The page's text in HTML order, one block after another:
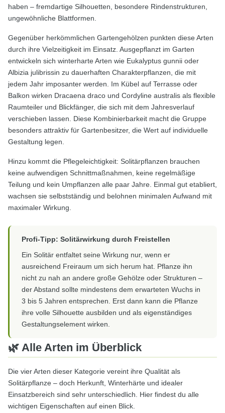
haben – fremdartige Silhouetten, besondere Rindenstrukturen,
ungewöhnliche Blattformen.
Gegenüber herkömmlichen Gartengehölzen punkten diese Arten
durch ihre Vielzeitigkeit im Einsatz. Ausgepflanzt im Garten
entwickeln sich winterharte Arten wie Eukalyptus gunnii oder
Albizia julibrissin zu dauerhaften Charakterpflanzen, die mit
jedem Jahr imposanter werden. Im Kübel auf Terrasse oder
Balkon wirken Dracaena draco und Cordyline australis als flexible
Raumteiler und Blickfänger, die sich mit dem Jahresverlauf
verschieben lassen. Diese Kombinierbarkeit macht die Gruppe
besonders attraktiv für Gartenbesitzer, die Wert auf individuelle
Gestaltung legen.
Hinzu kommt die Pflegeleichtigkeit: Solitärpflanzen brauchen
keine aufwendigen Schnittmaßnahmen, keine regelmäßige
Teilung und kein Umpflanzen alle paar Jahre. Einmal gut etabliert,
wachsen sie selbstständig und belohnen minimalen Aufwand mit
maximaler Wirkung.
Profi-Tipp: Solitärwirkung durch Freistellen
Ein Solitär entfaltet seine Wirkung nur, wenn er
ausreichend Freiraum um sich herum hat. Pflanze ihn
nicht zu nah an andere große Gehölze oder Strukturen –
der Abstand sollte mindestens dem erwarteten Wuchs in
3 bis 5 Jahren entsprechen. Erst dann kann die Pflanze
ihre volle Silhouette ausbilden und als eigenständiges
Gestaltungselement wirken.
🌿 Alle Arten im Überblick
Die vier Arten dieser Kategorie vereint ihre Qualität als
Solitärpflanze – doch Herkunft, Winterhärte und idealer
Einsatzbereich sind sehr unterschiedlich. Hier findest du alle
wichtigen Eigenschaften auf einen Blick.